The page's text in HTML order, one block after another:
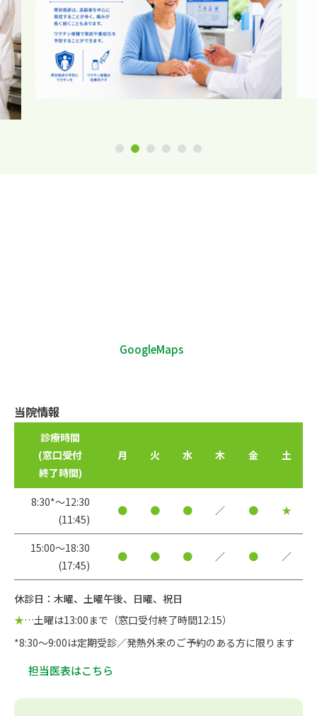
1 2 3 4 5 6
GoogleMaps
当院情報
診療時間
(窓口受付
終了時間)
月 火 水 木 金 土
8:30*〜12:30
(11:45)
● ● ● ／ ● ★
15:00〜18:30
(17:45)
● ● ● ／ ● ／
休診日：木曜、土曜午後、日曜、祝日
★…土曜は13:00まで（窓口受付終了時間12:15）
*8:30～9:00は定期受診／発熱外来のご予約のある方に限ります
担当医表はこちら